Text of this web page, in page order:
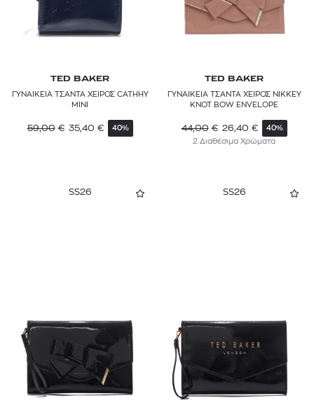
TED BAKER
ΓΥΝΑΙΚΕΙΑ ΤΣΑΝΤΑ ΧΕΙΡΟΣ CATHHY
MINI
59,00 € 35,40 € 40%
TED BAKER
ΓΥΝΑΙΚΕΙΑ ΤΣΑΝΤΑ ΧΕΙΡΟΣ NIKKEY
KNOT BOW ENVELOPE
44,00 € 26,40 € 40%
2 Διαθέσιμα Χρώματα
SS26 SS26